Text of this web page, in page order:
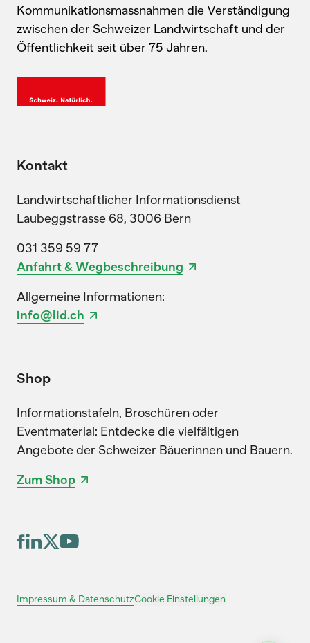
Kommunikationsmassnahmen die Verständigung
zwischen der Schweizer Landwirtschaft und der
Öffentlichkeit seit über 75 Jahren.
Kontakt
Landwirtschaftlicher Informationsdienst
Laubeggstrasse 68, 3006 Bern
031 359 59 77
Anfahrt & Wegbeschreibung
Allgemeine Informationen:
info@lid.ch
Shop
Informationstafeln, Broschüren oder
Eventmaterial: Entdecke die vielfältigen
Angebote der Schweizer Bäuerinnen und Bauern.
Zum Shop
Impressum & DatenschutzCookie Einstellungen